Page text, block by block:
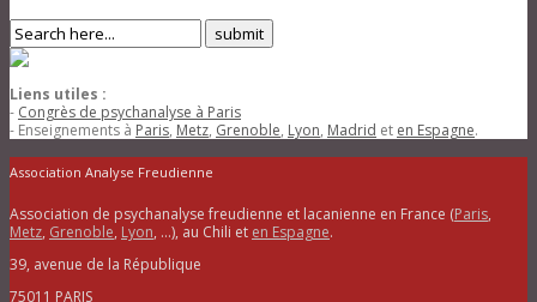
Liens utiles :
- Congrès de psychanalyse à Paris
- Enseignements à Paris, Metz, Grenoble, Lyon, Madrid et en Espagne.
Association Analyse Freudienne
Association de psychanalyse freudienne et lacanienne en France (Paris,
Metz, Grenoble, Lyon, …), au Chili et en Espagne.
39, avenue de la République
75011 PARIS